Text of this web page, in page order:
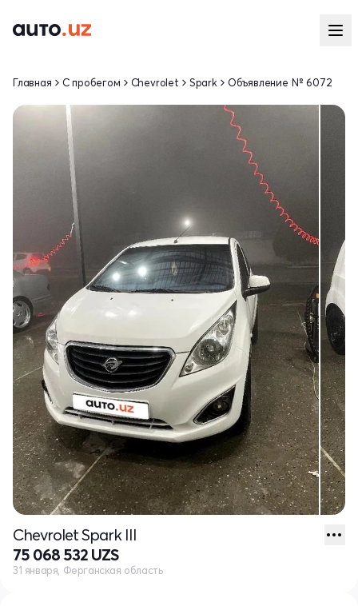
Главная С пробегом Chevrolet Spark Объявление № 6072
Chevrolet Spark III
75 068 532 UZS
31 января, Ферганская область